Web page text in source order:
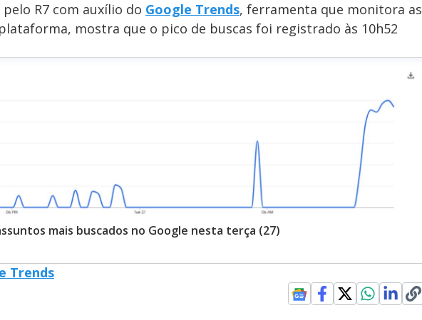
R7 com auxílio do Google Trends, ferramenta que monitora as
mostra que o pico de buscas foi registrado às 10h52
mais buscados no Google nesta terça (27)
Trends